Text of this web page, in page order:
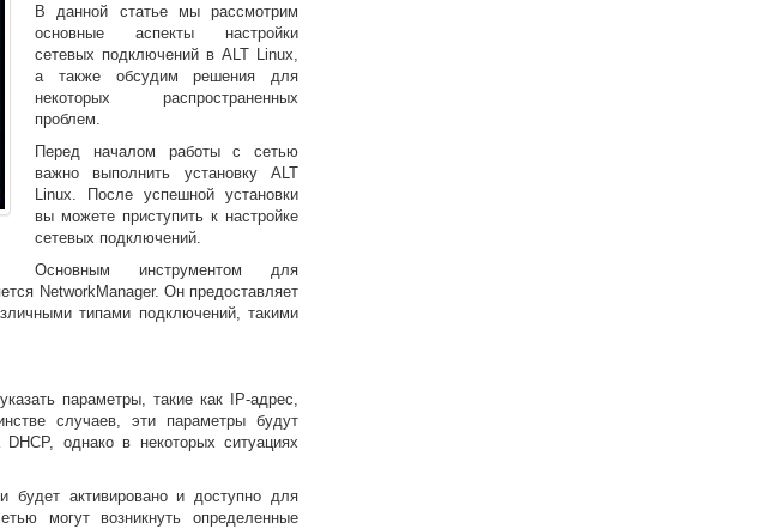
В данной статье мы рассмотрим
основные аспекты настройки
сетевых подключений в ALT Linux,
а также обсудим решения для
некоторых распространенных
проблем.
Перед началом работы с сетью
важно выполнить установку ALT
Linux. После успешной установки
вы можете приступить к настройке
сетевых подключений.
Основным инструментом для
NetworkManager. Он предоставляет
типами подключений, такими
параметры, такие как IP-адрес,
случаев, эти параметры будут
однако в некоторых ситуациях
будет активировано и доступно для
могут возникнуть определенные